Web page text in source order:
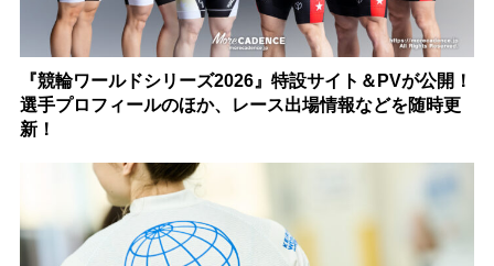
『競輪ワールドシリーズ2026』特設サイト＆PVが公開！
選手プロフィールのほか、レース出場情報などを随時更
新！